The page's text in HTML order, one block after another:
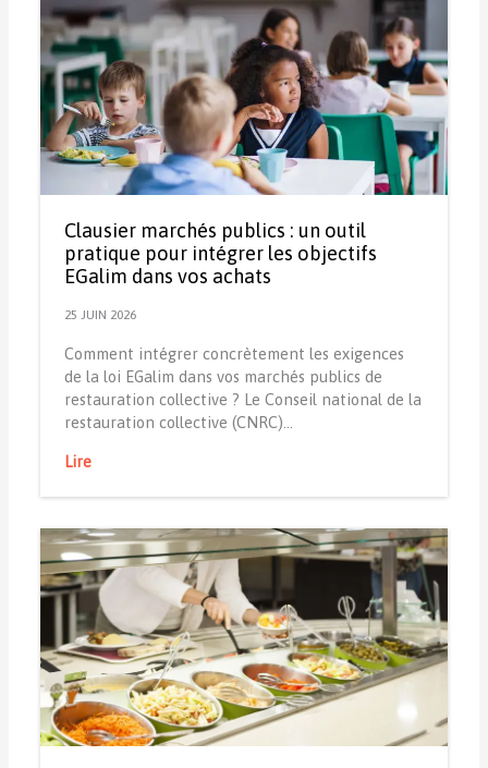
Clausier marchés publics : un outil
pratique pour intégrer les objectifs
EGalim dans vos achats
25 JUIN 2026
Comment intégrer concrètement les exigences
de la loi EGalim dans vos marchés publics de
restauration collective ? Le Conseil national de la
restauration collective (CNRC)…
Lire